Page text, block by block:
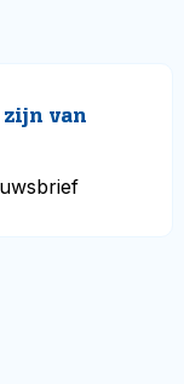
zijn van